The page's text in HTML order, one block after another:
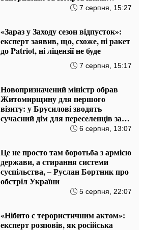
7 серпня, 15:27
«Зараз у Заходу сезон відпусток»:
експерт заявив, що, схоже, ні ракет
до Patriot, ні ліцензії не буде
7 серпня, 15:17
Новопризначений міністр обрав
Житомирщину для першого
візиту: у Брусилові зводять
сучасний дім для переселенців за
6 серпня, 13:07
Це не просто там боротьба з армією
держави, а стирання системи
суспільства, – Руслан Бортник про
обстріл України
5 серпня, 22:07
«Нібито є терористичним актом»:
експерт розповів, як російська